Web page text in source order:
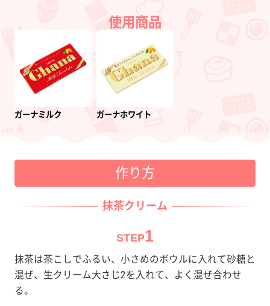
使用商品
ガーナミルク ガーナホワイト
作り方
抹茶クリーム
STEP1
抹茶は茶こしでふるい、小さめのボウルに入れて砂糖と
混ぜ、生クリーム大さじ2を入れて、よく混ぜ合わせ
る。